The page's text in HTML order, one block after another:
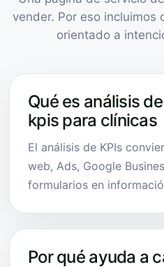
vender. Por eso incluimos
orientado a
Qué es análisis
kpis para clínicas
El análisis de KPIs
web, Ads, Google
formularios en
Por qué ayuda a